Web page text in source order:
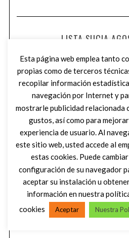
LISTA SUCIA
Esta página web emplea tanto
propias como de terceros
recopilar información
navegación por Internet y
mostrarle publicidad relacionada
gustos, así como para
experiencia de usuario. Al
este sitio web, usted accede al
estas cookies. Puede
configuración de su navegador
aceptar su instalación u
información en nuestra
cookies
Aceptar Nuestra